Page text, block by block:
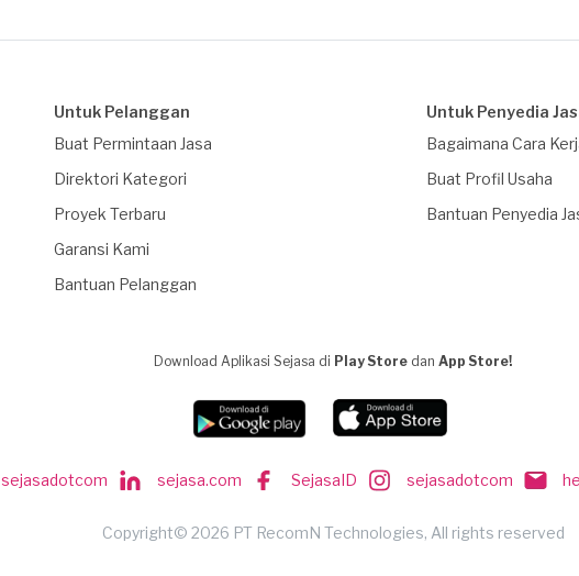
Untuk Pelanggan
Buat Permintaan Jasa
Direktori Kategori
Proyek Terbaru
Garansi Kami
Bantuan Pelanggan
Untuk Penyedia
Bagaimana Cara
Buat Profil Usaha
Bantuan Penyedia
Download Aplikasi Sejasa di Play Store dan App Store!
sejasadotcom sejasa.com SejasaID sejasadotcom
Copyright© 2026 PT RecomN Technologies, All rights reserved